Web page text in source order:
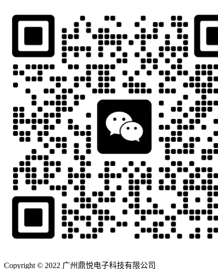
Copyright © 2022 广州鼎悦电子科技有限公司